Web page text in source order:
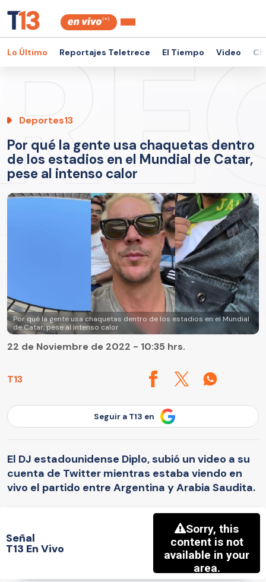
Lo Último Reportajes Teletrece El Tiempo Video
Deportes13
Por qué la gente usa chaquetas dentro
de los estadios en el Mundial de Catar,
pese al intenso calor
Por qué la gente usa chaquetas dentro de los estadios en el Mundial
de Catar, pese al intenso calor
T13
22 de Noviembre de 2022 - 10:35 hrs.
Seguir a T13 en
El DJ estadounidense Diplo, subió un video a su
cuenta de Twitter mientras estaba viendo en
vivo el partido entre Argentina y Arabia Saudita.
Señal
T13 En Vivo